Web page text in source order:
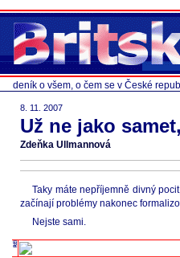
deník o všem, o čem se v České
8. 11. 2007
Už ne jako
Zdeňka Ullmannová
Taky máte nepříjemně divný
začínají problémy nakonec
Nejste sami.